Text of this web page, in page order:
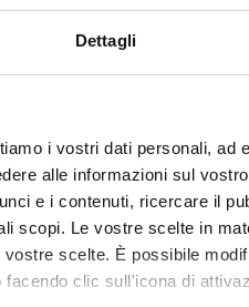
Dettagli
i vostri dati personali, ad
alle informazioni sul
e i contenuti, ricercare il
scopi. Le vostre scelte in
scelte. È possibile
clic sull'icona di
di base
è propedeutica.
rappresentano occasioni di
specifici contesti e problemi
di tirocinio e a
e rielaborazione